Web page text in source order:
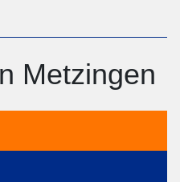
Metzingen